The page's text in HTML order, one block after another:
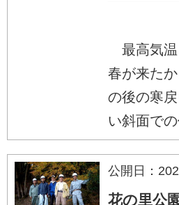
最高気温
春が来た
の後の寒
い斜面で
公開日：
花の里公